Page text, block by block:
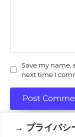
→ プライバシ
Save my name,
next time I